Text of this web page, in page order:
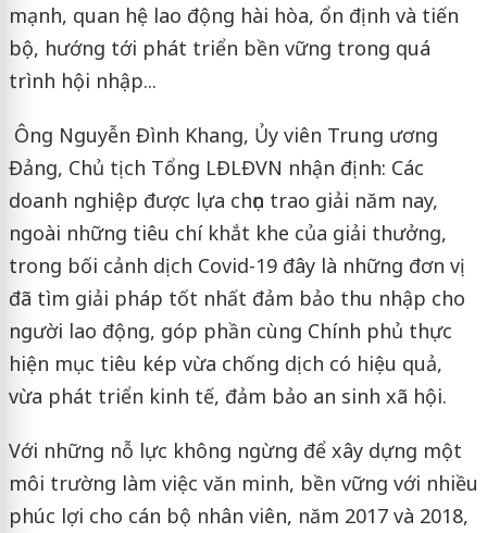
mạnh, quan hệ lao động hài hòa, ổn định và tiến
bộ, hướng tới phát triển bền vững trong quá
trình hội nhập...
Ông Nguyễn Đình Khang, Ủy viên Trung ương
Đảng, Chủ tịch Tổng LĐLĐVN nhận định: Các
doanh nghiệp được lựa chọn trao giải năm nay,
ngoài những tiêu chí khắt khe của giải thưởng,
trong bối cảnh dịch Covid-19 đây là những đơn vị
đã tìm giải pháp tốt nhất đảm bảo thu nhập cho
người lao động, góp phần cùng Chính phủ thực
hiện mục tiêu kép vừa chống dịch có hiệu quả,
vừa phát triển kinh tế, đảm bảo an sinh xã hội.
Với những nỗ lực không ngừng để xây dựng một
môi trường làm việc văn minh, bền vững với nhiều
phúc lợi cho cán bộ nhân viên, năm 2017 và 2018,